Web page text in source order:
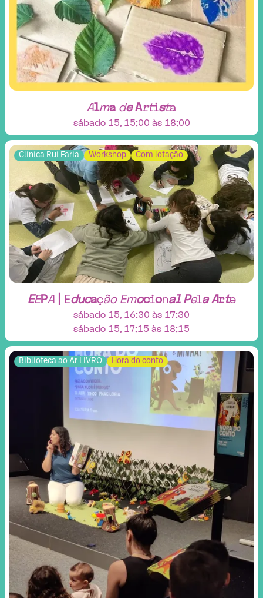
Alma de Artista
sábado 15, 15:00 às 18:00
Clínica Rui Faria Workshop Com lotação
EEPA Educação Emocional Pela Arte
sábado 15, 16:30 às 17:30
sábado 15, 17:15 às 18:15
Biblioteca ao Ar LIVRO Hora do conto